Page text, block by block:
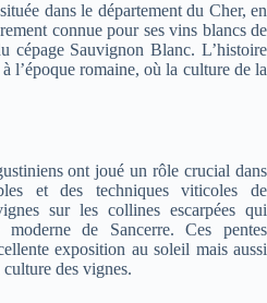
dans le département du Cher, en
connue pour ses vins blancs de
cépage Sauvignon Blanc. L’histoire
l’époque romaine, où la culture de la
ont joué un rôle crucial dans
et des techniques viticoles de
sur les collines escarpées qui
de Sancerre. Ces pentes
exposition au soleil mais aussi
des vignes.